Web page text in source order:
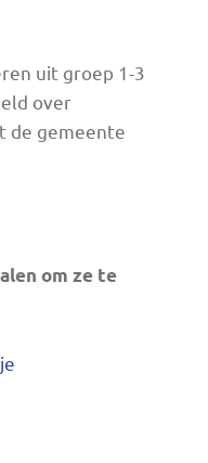
uit groep 1-3
over
de gemeente
om ze te